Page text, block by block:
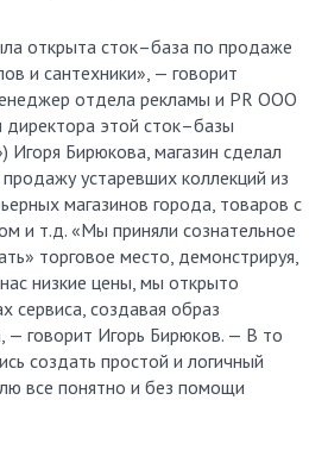
открыта сток–база по продаже
и сантехники», — говорит
отдела рекламы и PR ООО
этой сток–базы
Игоря Бирюкова, магазин сделал
устаревших коллекций из
магазинов города, товаров с
и т.д. «Мы приняли сознательное
торговое место, демонстрируя,
низкие цены, мы открыто
сервиса, создавая образ
— говорит Игорь Бирюков. — В то
создать простой и логичный
все понятно и без помощи